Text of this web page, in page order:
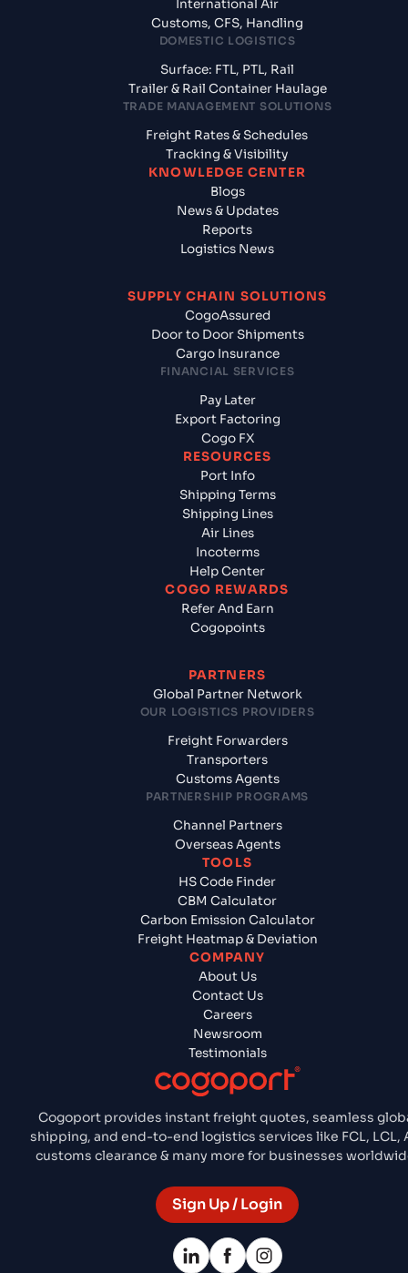
Cogoport provides instant freight quotes, seamless
shipping, and end-to-end logistics services like FCL, LCL,
customs clearance & many more for businesses
Sign Up / Login
International Air
Customs, CFS, Handling
DOMESTIC LOGISTICS
Surface: FTL, PTL, Rail
Trailer & Rail Container Haulage
TRADE MANAGEMENT SOLUTIONS
Freight Rates & Schedules
Tracking & Visibility
KNOWLEDGE CENTER
Blogs
News & Updates
Reports
Logistics News
SUPPLY CHAIN SOLUTIONS
CogoAssured
Door to Door Shipments
Cargo Insurance
FINANCIAL SERVICES
Pay Later
Export Factoring
Cogo FX
RESOURCES
Port Info
Shipping Terms
Shipping Lines
Air Lines
Incoterms
Help Center
COGO REWARDS
Refer And Earn
Cogopoints
PARTNERS
Global Partner Network
OUR LOGISTICS PROVIDERS
Freight Forwarders
Transporters
Customs Agents
PARTNERSHIP PROGRAMS
Channel Partners
Overseas Agents
TOOLS
HS Code Finder
CBM Calculator
Carbon Emission Calculator
Freight Heatmap & Deviation
COMPANY
About Us
Contact Us
Careers
Newsroom
Testimonials